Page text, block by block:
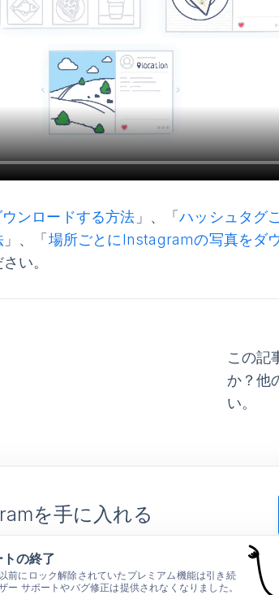
ンロードする方法 」、「ハッシュタグ
」、「 場所ごとにInstagramの写真をダ
い。
この記
か？他
い。
を手に入れる
の終了
前にロック解除されていたプレミアム機能は引き続
ー サポートやバグ修正は提供されなくなりました。